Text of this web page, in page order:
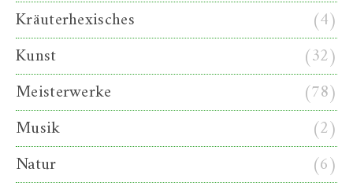
Kräuterhexisches
(4)
Kunst
(32)
Meisterwerke
(78)
Musik
(2)
Natur
(6)